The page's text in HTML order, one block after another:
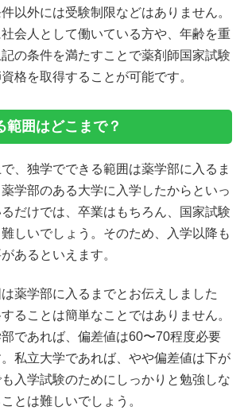
以外には受験制限などはありません。
会人として働いている方や、年齢を重
の条件を満たすことで薬剤師国家試験
格を取得することが可能です。
範囲はどこまで？
、独学でできる範囲は薬学部に入るま
学部のある大学に入学したからといっ
だけでは、卒業はもちろん、国家試験
しいでしょう。そのため、入学以降も
あるといえます。
薬学部に入るまでとお伝えしました
ることは簡単なことではありません。
であれば、偏差値は60〜70程度必要
私立大学であれば、やや偏差値は下が
入学試験のためにしっかりと勉強しな
とは難しいでしょう。